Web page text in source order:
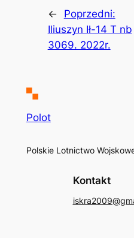
←
Poprzedni:
Iliuszyn Ił-14 T nb
3069. 2022r.
Polot
Polskie Lotnictwo
Kontakt